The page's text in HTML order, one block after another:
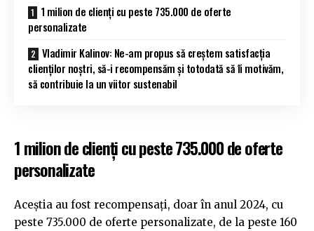
1 milion de clienţi cu peste 735.000 de oferte
personalizate
Vladimir Kalinov: Ne-am propus să creștem satisfacția
clienților noștri, să-i recompensăm și totodată să îi motivăm,
să contribuie la un viitor sustenabil
1 milion de clienţi cu peste 735.000 de oferte
personalizate
Aceștia au fost recompensați, doar în anul 2024, cu
peste 735.000 de oferte personalizate, de la peste 160